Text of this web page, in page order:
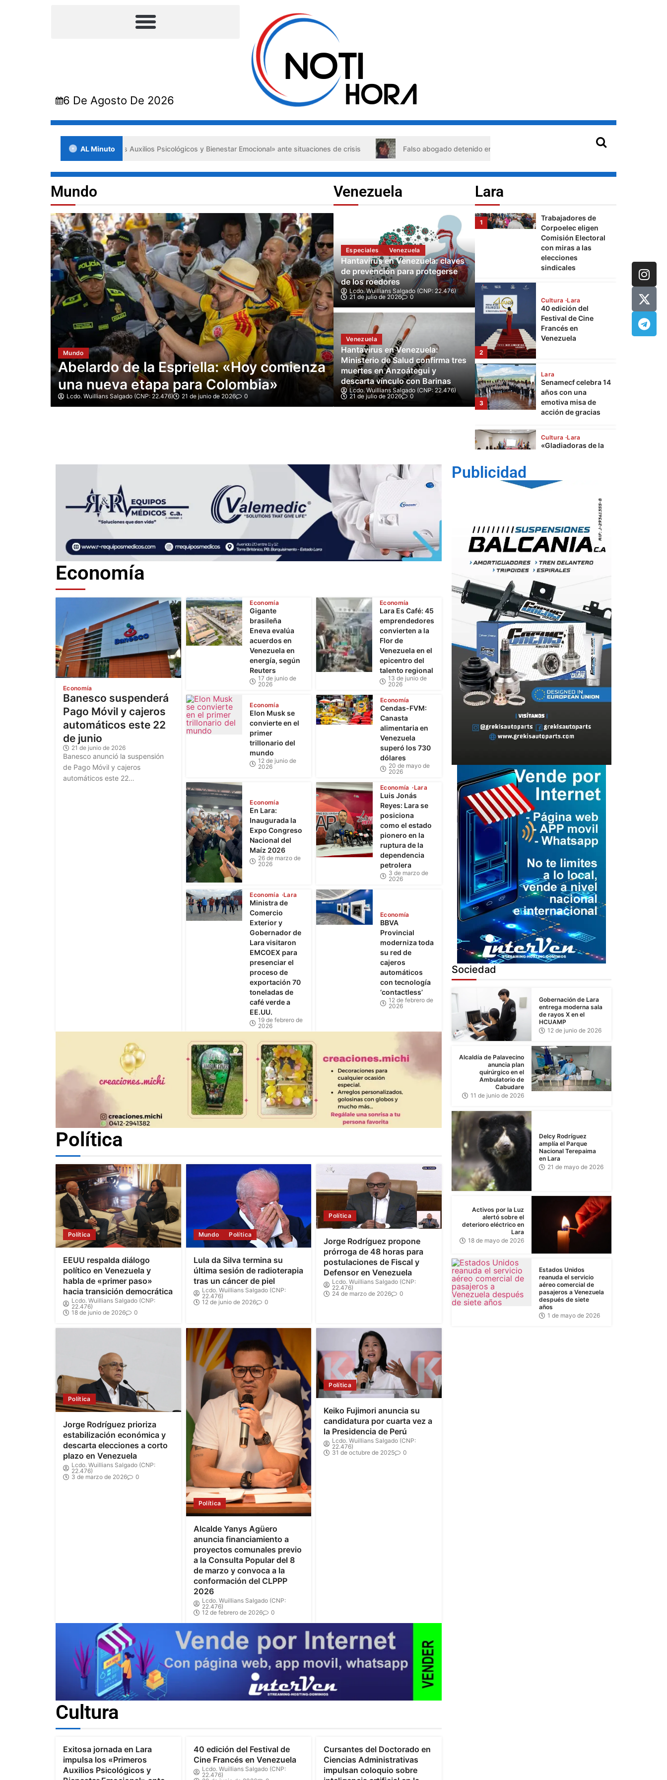
6 De Agosto De 2026
AL Minuto
los «Primeros Auxilios Psicológicos y Bienestar Emocional» ante situaciones de crisis Falso abogado detenido en Barquisimeto: habría usado durante 13 años la matrícula de otro
Venezuela
Especiales Venezuela
Hantavirus en Venezuela: claves
de prevención para protegerse
de los roedores
Lcdo. Wuillians Salgado (CNP: 22.476)
21 de julio de 2026
0
Venezuela
Hantavirus en Venezuela:
Ministerio de Salud confirma tres
muertes en Anzoátegui y
descarta vínculo con Barinas
Lcdo. Wuillians Salgado (CNP: 22.476)
21 de julio de 2026
0
Mundo
Mundo
Iván Cepeda exige impugnar 33.000
mesas y pide revisar «voto por voto»
tras la ajustada elección en Colombia
Lcdo. Wuillians Salgado (CNP: 22.476) 21 de junio de 2026 0
Mundo
Abelardo de la Espriella gana la
Presidencia de Colombia tras una
reñida segunda vuelta
Lcdo. Wuillians Salgado (CNP: 22.476) 21 de junio de 2026 0
Mundo
Lara
Corpoelec eligen
elecciones
Cultura Lara
40 edición del
Festival de Cine
Francés en
Venezuela
Senamecf celebra 14
años con una
emotiva misa de
acción de gracias
4
vida»: Rinde
homenaje a las
mujeres que
sostienen a
Palestina
Cultura Lara
Del joropo al
venezolana a la FIFA
1
Trabajadores de
Corpoelec eligen
Comisión Electoral
con miras a las
elecciones
2
Cultura Lara
40 edición del
Festival de Cine
Francés en
Venezuela
Lara
Senamecf celebra 14
años con una
emotiva misa de
acción de gracias
4
vida»: Rinde
homenaje a las
mujeres que
sostienen a
5
Cultura Lara
Del joropo al
Mundial: el guaro
Alex Martínez
llevará el arpa
venezolana a la FIFA
2026™️
Economía
Economía
Banesco suspenderá
Pago Móvil y cajeros
automáticos este 22
de junio
21 de junio de 2026
Banesco anunció la suspensión
de Pago Móvil y cajeros
automáticos este 22…
Economía
Gigante
brasileña
Eneva evalúa
acuerdos en
Venezuela en
energía, según
Reuters
17 de junio de
2026
Economía
Lara Es Café: 45
emprendedores
convierten a la
Flor de
Venezuela en el
epicentro del
talento regional
13 de junio de
2026
Economía
Elon Musk se
convierte en el
primer
trillonario del
mundo
12 de junio de
2026
Economía
Cendas-FVM:
Canasta
alimentaria en
Venezuela
superó los 730
dólares
20 de mayo de
2026
Economía
En Lara:
Inaugurada la
Expo Congreso
Nacional del
Maíz 2026
26 de marzo de
2026
Economía Lara
Luis Jonás
Reyes: Lara se
posiciona
como el estado
pionero en la
ruptura de la
dependencia
petrolera
3 de marzo de
2026
Economía Lara
Ministra de
Comercio
Exterior y
Gobernador de
Lara visitaron
EMCOEX para
presenciar el
proceso de
exportación 70
toneladas de
café verde a
EE.UU.
19 de febrero de
2026
Economía
BBVA
Provincial
moderniza toda
su red de
cajeros
automáticos
con tecnología
‘contactless’
12 de febrero de
2026
Política
Política
EEUU respalda diálogo
político en Venezuela y
habla de «primer paso»
hacia transición democrática
Lcdo. Wuillians Salgado (CNP:
22.476)
18 de junio de 2026
0
Mundo Política
Lula da Silva termina su
última sesión de radioterapia
tras un cáncer de piel
Lcdo. Wuillians Salgado (CNP:
22.476)
12 de junio de 2026
0
Política
Jorge Rodríguez propone
prórroga de 48 horas para
postulaciones de Fiscal y
Defensor en Venezuela
Lcdo. Wuillians Salgado (CNP:
22.476)
24 de marzo de 2026
0
Política
Jorge Rodríguez prioriza
estabilización económica y
descarta elecciones a corto
plazo en Venezuela
Lcdo. Wuillians Salgado (CNP:
22.476)
3 de marzo de 2026
0
Política
Alcalde Yanys Agüero
anuncia financiamiento a
proyectos comunales previo
a la Consulta Popular del 8
de marzo y convoca a la
conformación del CLPPP
2026
Lcdo. Wuillians Salgado (CNP:
22.476)
12 de febrero de 2026
0
Política
Keiko Fujimori anuncia su
candidatura por cuarta vez a
la Presidencia de Perú
Lcdo. Wuillians Salgado (CNP:
22.476)
31 de octubre de 2025
0
Cultura
Exitosa jornada en Lara
impulsa los «Primeros
Auxilios Psicológicos y
40 edición del Festival de
Cine Francés en Venezuela
Lcdo. Wuillians Salgado (CNP:
22.476)
Cursantes del Doctorado en
Ciencias Administrativas
impulsan coloquio sobre
Publicidad
Sociedad
Gobernación de Lara
entrega moderna sala
de rayos X en el
HCUAMP
12 de junio de 2026
Alcaldía de Palavecino
anuncia plan
quirúrgico en el
Ambulatorio de
Cabudare
11 de junio de 2026
Delcy Rodríguez
amplía el Parque
Nacional Terepaima
en Lara
21 de mayo de 2026
Activos por la Luz
alertó sobre el
deterioro eléctrico en
Lara
18 de mayo de 2026
Estados Unidos
reanuda el servicio
aéreo comercial de
pasajeros a Venezuela
después de siete
años
1 de mayo de 2026